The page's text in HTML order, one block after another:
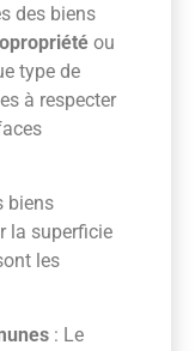
des biens
ou
type de
à respecter
biens
la superficie
les
: Le